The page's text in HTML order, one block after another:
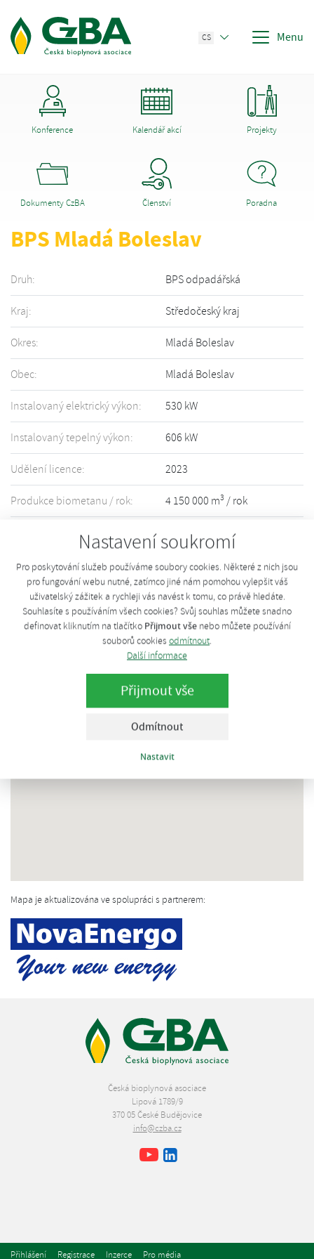
Nastavení soukromí
Pro poskytování služeb používáme soubory cookies. Některé z nich jsou
pro fungování webu nutné, zatímco jiné nám pomohou vylepšit váš
uživatelský zážitek a rychleji vás navést k tomu, co právě hledáte.
Souhlasíte s používáním všech cookies? Svůj souhlas můžete snadno
definovat kliknutím na tlačítko Přijmout všenebo můžete používání
souborů cookies odmítnout.
Další informace
Přijmout vše
Odmítnout
Nastavit
CS Menu
Konference Kalendář akcí Projekty
Dokumenty CzBA Členství Poradna
BPS Mladá Boleslav
Druh: BPS odpadářská
Kraj: Středočeský kraj
Okres: Mladá Boleslav
Obec: Mladá Boleslav
Instalovaný elektrický výkon: 530 kW
Instalovaný tepelný výkon: 606 kW
Udělení licence: 2023
Produkce biometanu / rok: 4 150 000 m3 / rok
více informací
Informace o Vašem zařízení nejsou přesné či úplné? Upravte informace
pomocí tohotoformuláře .
Mapa je aktualizována ve spolupráci s partnerem:
Česká bioplynová asociace
Lipová 1789/9
370 05 České Budějovice
info@czba.cz
Facebook
Youtube
Přihlášení Registrace Inzerce Pro média